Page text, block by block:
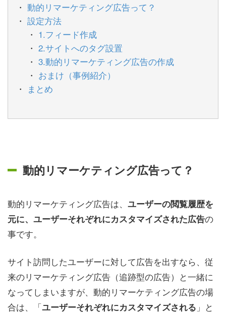
動的リマーケティング広告って？
設定方法
1.フィード作成
2.サイトへのタグ設置
3.動的リマーケティング広告の作成
おまけ（事例紹介）
まとめ
動的リマーケティング広告って？
動的リマーケティング広告は、 ユーザーの閲覧履歴を
元に、ユーザーそれぞれにカスタマイズされた広告の
事です。
サイト訪問したユーザーに対して広告を出すなら、従
来のリマーケティング広告（追跡型の広告）と一緒に
なってしまいますが、動的リマーケティング広告の場
合は、「ユーザーそれぞれにカスタマイズされる 」と